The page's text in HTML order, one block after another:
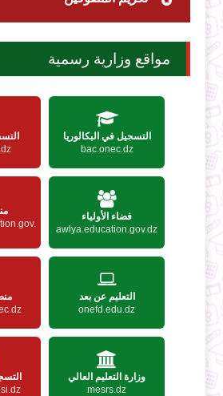
مواقع وزارية رسمية
التسجيل في البكالوريا
bac.onec.dz
فضاء الأولياء
awlya.education.gov.dz
التعليم عن بعد
onefd.edu.dz
وزارة التعليم العالي
mesrs.dz